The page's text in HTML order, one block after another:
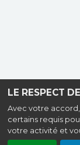
LE RESPECT
Avec votre
certains requis
votre activité et